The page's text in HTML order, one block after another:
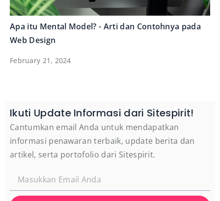
Apa itu Mental Model? - Arti dan Contohnya pada
Web Design
February 21, 2024
Ikuti Update Informasi dari Sitespirit!
Cantumkan email Anda untuk mendapatkan
informasi penawaran terbaik, update berita dan
artikel, serta portofolio dari Sitespirit.